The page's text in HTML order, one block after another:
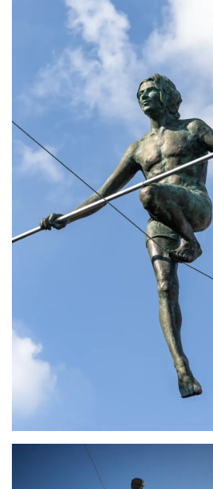
Alicja Majewska &
Warsaw String Quartet -
44. Rawa Blues Festival
Henryk Miśkiewicz – 75 lat